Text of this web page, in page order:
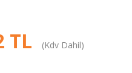
TL (Kdv Dahil)